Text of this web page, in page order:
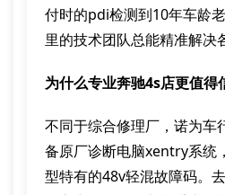
付时的pdi检测到10年车龄
里的技术团队总能精准解决
为什么专业奔驰4s店更值得
不同于综合修理厂，诺为车
备原厂诊断电脑xentry系统
型特有的48v轻混故障码。